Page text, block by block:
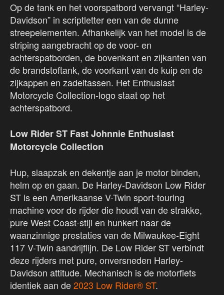
Op de tank en het voorspatbord vervangt “Harley-
Davidson” in scriptletter een van de dunne
streepelementen. Afhankelijk van het model is de
striping aangebracht op de voor- en
achterspatborden, de bovenkant en zijkanten van
de brandstoftank, de voorkant van de kuip en de
zijkappen en zadeltassen. Het Enthusiast
Motorcycle Collection-logo staat op het
achterspatbord.
Low Rider ST Fast Johnnie Enthusiast
Motorcycle Collection
Hup, slaapzak en dekentje aan je motor binden,
helm op en gaan. De Harley-Davidson Low Rider
ST is een Amerikaanse V-Twin sport-touring
machine voor de rijder die houdt van de strakke,
pure West Coast-stijl en hunkert naar de
waanzinnige prestaties van de Milwaukee-Eight
117 V-Twin aandrijflijn. De Low Rider ST verbindt
deze rijders met pure, onversneden Harley-
Davidson attitude. Mechanisch is de motorfiets
identiek aan de2023 Low Rider® ST.